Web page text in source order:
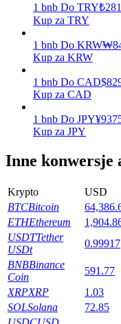
Stawianie
Wysokie zyski i
Launchpool
Elastyczne
tokenach
1 bnb Do TRY₺
Kup za TRY
1 bnb Do KRW₩
Kup za KRW
1 bnb Do CAD$
Kup za CAD
1 bnb Do JPY¥
Kup za JPY
Inne konwersje
Krypto USD
BTCBitcoin
ETHEthereum
USDTTether
USDt
0.99917
BNBBinance
Coin
591.77
XRPXRP 1.03
SOLSolana 72.85